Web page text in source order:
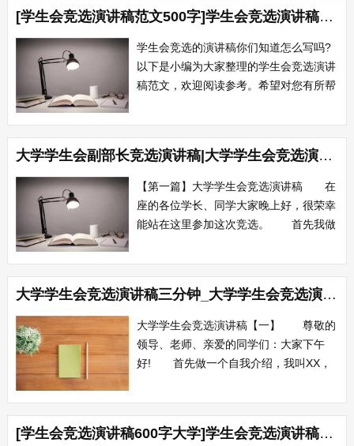
同大家参加学生会竞选，我竞选的职务是
体育部长，期望能得到大家的支持。
在成长的日记和档案中，记录着我担任过
纪律委...
[学生会竞选演讲稿范文500字]学生会竞选演讲稿范文精选
学生会竞选的演讲稿你们知道怎么写吗?
以下是小编为大家整理的学生会竞选演讲
稿范文，欢迎阅读参考。希望对您有所帮
敬的各位评委： 大家好! 首先，
让我再做一次自我介绍：我叫xx，来自
xxx系xx班。很荣幸能登上这个演讲台来
参加学生会某部的竞选，对评委和同学们
给予...
大学学生会副部长竞选演讲稿|大学学生会竞选演讲稿大全
【第一篇】大学学生会竞选演讲稿 在
座的各位学长、同学大家晚上好，很荣幸
能站在这里参加这次竞选。 首先我做
时的我喜欢听听音乐，写写博客;喜欢唱
唱歌、弹弹吉他;喜欢和同学们一起打游
戏，喜欢自信的迎接每一次挑战。 竞
选学生会对我来说可是说是一次不小的挑
战，...
大学学生会竞选演讲稿三分钟_大学学生会竞选演讲稿【三篇】
大学学生会竞选演讲稿【一】 尊敬的
领导、老师、亲爱的同学们：大家下午
好! 首先做一个自我介绍，我叫XX，
着果断，能够顾全大局。今天我很荣幸的
站在这里竞选宣传部部长! 宣传一词
在《现代汉语辞典》里的解释是：向人说
[学生会竞选演讲稿600字大学]学生会竞选演讲稿600字范文